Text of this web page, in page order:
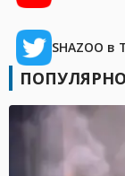
SHAZOO